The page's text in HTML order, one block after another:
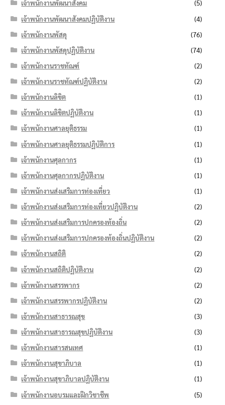
เจ้าพนักงานพัฒนาสังคม
(5)
เจ้าพนักงานพัฒนาสังคมปฏิบัติงาน
(4)
เจ้าพนักงานพัสดุ
(76)
เจ้าพนักงานพัสดุปฏิบัติงาน
(74)
เจ้าพนักงานราชทัณฑ์
(2)
เจ้าพนักงานราชทัณฑ์ปฏิบัติงาน
(2)
เจ้าพนักงานลิขิต
(1)
เจ้าพนักงานลิขิตปฏิบัติงาน
(1)
เจ้าพนักงานศาลยุติธรรม
(1)
เจ้าพนักงานศาลยุติธรรมปฏิบัติการ
(1)
เจ้าพนักงานศุลกากร
(1)
เจ้าพนักงานศุลกากรปฏิบัติงาน
(1)
เจ้าพนักงานส่งเสริมการท่องเที่ยว
(1)
เจ้าพนักงานส่งเสริมการท่องเที่ยวปฏิบัติงาน
(2)
เจ้าพนักงานส่งเสริมการปกครองท้องถิ่น
(2)
เจ้าพนักงานส่งเสริมการปกครองท้องถิ่นปฏิบัติงาน
(2)
เจ้าพนักงานสถิติ
(2)
เจ้าพนักงานสถิติปฏิบัติงาน
(2)
เจ้าพนักงานสรรพากร
(2)
เจ้าพนักงานสรรพากรปฏิบัติงาน
(2)
เจ้าพนักงานสาธารณสุข
(3)
เจ้าพนักงานสาธารณสุขปฏิบัติงาน
(3)
เจ้าพนักงานสารสนเทศ
(1)
เจ้าพนักงานสุขาภิบาล
(1)
เจ้าพนักงานสุขาภิบาลปฏิบัติงาน
(1)
เจ้าพนักงานอบรมและฝึกวิชาชีพ
(5)